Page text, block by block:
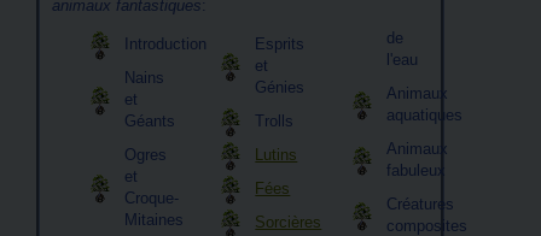
animaux fantastiques:
Introduction
Nains
et
Géants
Ogres
et
Croque-
Mitaines
Esprits
et
Génies
Trolls
Lutins
Fées
Sorcières
de
l'eau
Animaux
aquatiques
Animaux
fabuleux
Créatures
composites